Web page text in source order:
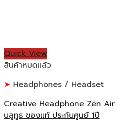
Quick View
สินค้าหมดแล้ว
Headphones / Headset
Creative Headphone Zen
บลูทูธ ของแท้ ประกันศูนย์ 1ปี